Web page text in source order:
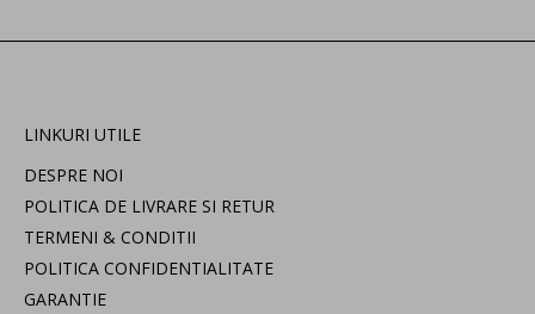
LINKURI UTILE
DESPRE NOI
POLITICA DE LIVRARE SI RETUR
TERMENI & CONDITII
POLITICA CONFIDENTIALITATE
GARANTIE